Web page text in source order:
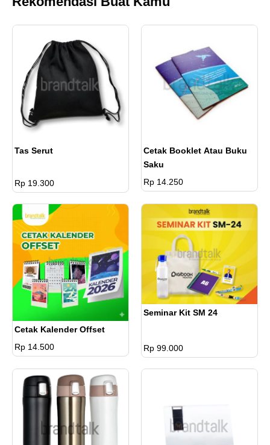
Tas Serut
Rp 19.300
Cetak Booklet Atau Buku
Saku
Rp 14.250
Cetak Kalender Offset
Rp 14.500
Seminar Kit SM 24
Rp 99.000